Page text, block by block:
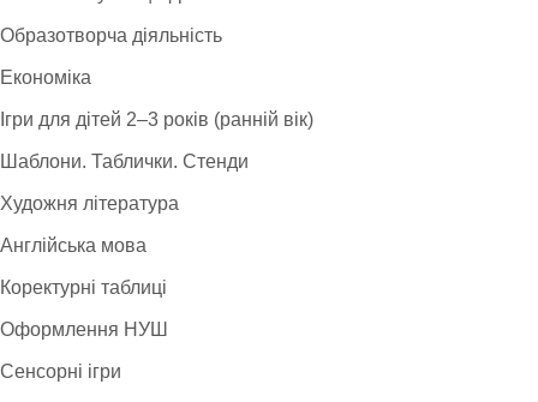
Образотворча діяльність
Економіка
Ігри для дітей 2–3 років (ранній вік)
Шаблони. Таблички. Стенди
Художня література
Англійська мова
Коректурні таблиці
Оформлення НУШ
Сенсорні ігри